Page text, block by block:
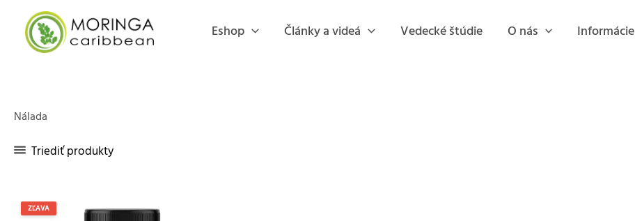
Preskočiť
obsah
Eshop Články a videá Vedecké štúdie O nás Informácie
Nálada
Triediť produkty
ZĽAVA